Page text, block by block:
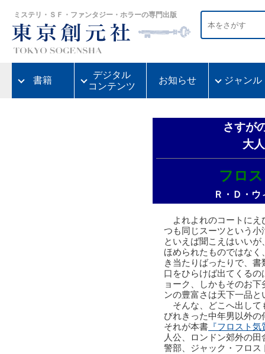
ミステリ・ＳＦ・ファンタジー・ホラーの専門出版
書籍
デジタル
コンテンツ
お知らせ ジャンル
さすが
大
フロ
Ｒ・Ｄ・
よれよれのコートにえ
つも同じスーツという小
といえば聞こえはいい
ほめられたものではなく
き当たりばったりで、
口をひらけば出てくる
ョーク、しかもそのお
ンの豊富さは天下一品
そんな、どこへ出して
びれきった中年男以外の
それが本書 『フロスト
人公、ロンドン郊外の
警部、ジャック・フロス